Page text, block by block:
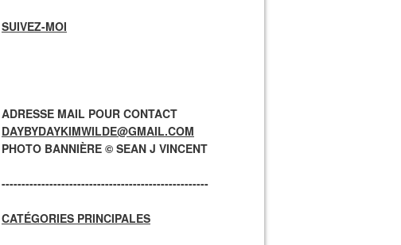
SUIVEZ-MOI
ADRESSE MAIL POUR CONTACT
DAYBYDAYKIMWILDE@GMAIL.COM
PHOTO BANNIÈRE © SEAN J VINCENT
----------------------------------------------------
CATÉGORIES PRINCIPALES